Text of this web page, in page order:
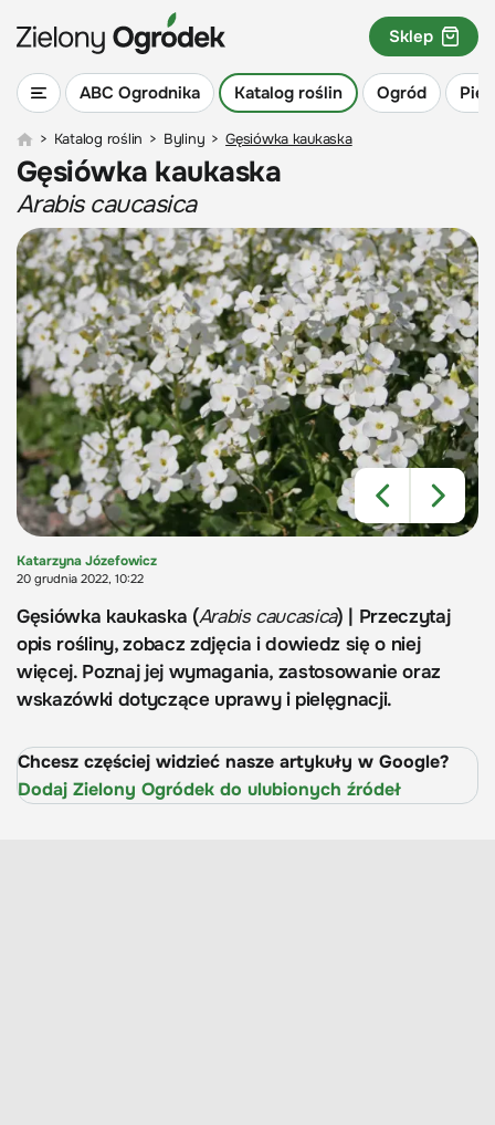
ABC Ogrodnika Katalog roślin Ogród
Sklep
> Katalog roślin > Byliny > Gęsiówka kaukaska
Gęsiówka kaukaska
Arabis caucasica
Katarzyna Józefowicz
20 grudnia 2022, 10:22
Gęsiówka kaukaska (Arabis caucasica) | Przeczytaj
opis rośliny, zobacz zdjęcia i dowiedz się o niej
więcej. Poznaj jej wymagania, zastosowanie oraz
wskazówki dotyczące uprawy i pielęgnacji.
Chcesz częściej widzieć nasze artykuły w Google?
Dodaj Zielony Ogródek do ulubionych źródeł